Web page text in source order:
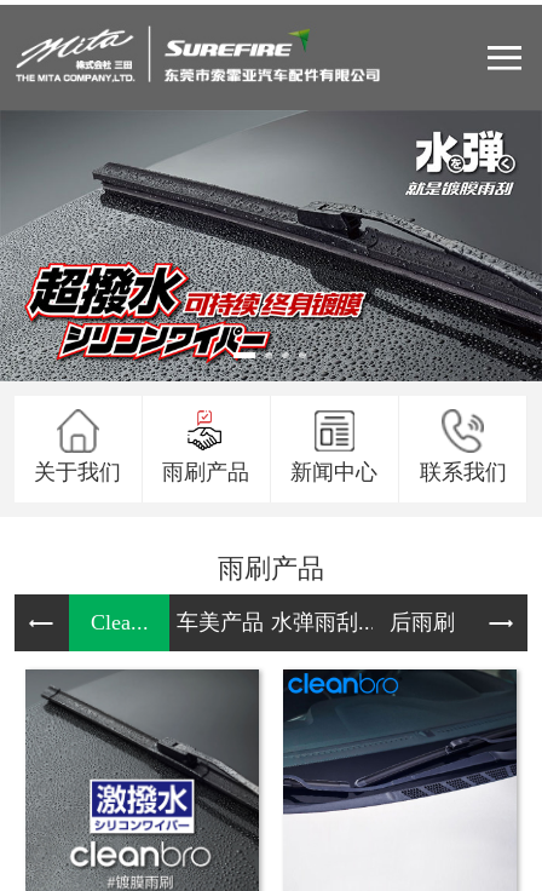
关于我们 雨刷产品 新闻中心 联系我们
雨刷产品
Clea... 车美产品 水弹雨刮... 后雨刷 雪